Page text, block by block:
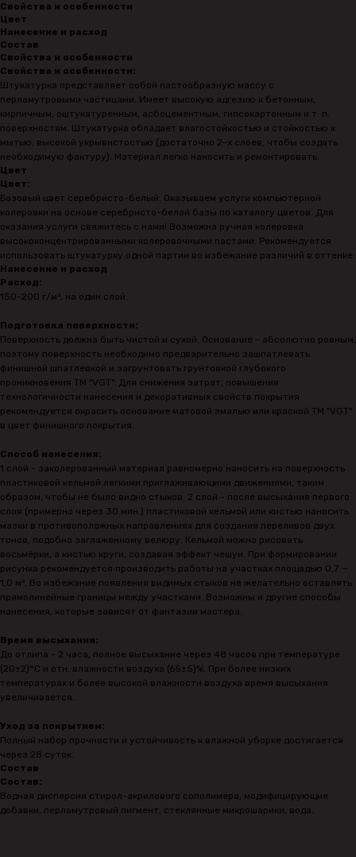
Свойства и особенности
Цвет
Нанесение и расход
Состав
Свойства и особенности
Свойства и особенности:
Штукатурка представляет собой пастообразную массу с
перламутровыми частицами. Имеет высокую адгезию к бетонным,
кирпичным, оштукатуренным, асбоцементным, гипсокартонным и т. п.
поверхностям. Штукатурка обладает влагостойкостью и стойкостью к
мытью, высокой укрывистостью (достаточно 2-х слоев, чтобы создать
необходимую фактуру). Материал легко наносить и ремонтировать.
Цвет
Цвет:
Базовый цвет серебристо-белый. Оказываем услуги компьютерной
колеровки на основе серебристо-белой базы по каталогу цветов. Для
оказания услуги свяжитесь с нами! Возможна ручная колеровка
высококонцентрированными колеровочными пастами. Рекомендуется
использовать штукатурку одной партии во избежание различий в оттенке.
Нанесение и расход
Расход:
150-200 г/м², на один слой.
Подготовка поверхности:
Поверхность должна быть чистой и сухой. Основание - абсолютно ровным,
поэтому поверхность необходимо предварительно зашпатлевать
финишной шпатлевкой и загрунтовать грунтовкой глубокого
проникновения ТМ "VGT". Для снижения затрат, повышения
технологичности нанесения и декоративных свойств покрытия
рекомендуется окрасить основание матовой эмалью или краской ТМ "VGT"
в цвет финишного покрытия.
Способ нанесения:
1 слой - заколерованный материал равномерно наносить на поверхность
пластиковой кельмой легкими приглаживающими движениями, таким
образом, чтобы не было видно стыков. 2 слой - после высыхания первого
слоя (примерно через 30 мин.) пластиковой кельмой или кистью наносить
мазки в противоположных направлениях для создания переливов двух
тонов, подобно заглаженному велюру. Кельмой можно рисовать
восьмёрки, а кистью круги, создавая эффект чешуи. При формировании
рисунка рекомендуется производить работы на участках площадью 0,7 —
1,0 м². Во избежание появления видимых стыков не желательно оставлять
прямолинейные границы между участками. Возможны и другие способы
нанесения, которые зависят от фантазии мастера.
Время высыхания:
До отлипа - 2 часа, полное высыхание через 48 часов при температуре
(20±2)°С и отн. влажности воздуха (65±5)%. При более низких
температурах и более высокой влажности воздуха время высыхания
увеличивается.
Уход за покрытием:
Полный набор прочности и устойчивость к влажной уборке достигается
через 28 суток.
Состав
Состав:
Водная дисперсия стирол-акрилового сополимера, модифицирующие
добавки, перламутровый пигмент, стеклянные микрошарики, вода.